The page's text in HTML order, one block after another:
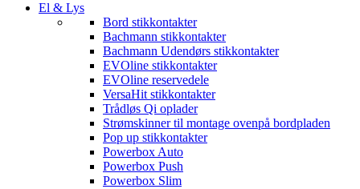
El & Lys
Bord stikkontakter
Bachmann stikkontakter
Bachmann Udendørs stikkontakter
EVOline stikkontakter
EVOline reservedele
VersaHit stikkontakter
Trådløs Qi oplader
Strømskinner til montage ovenpå bordpladen
Pop up stikkontakter
Powerbox Auto
Powerbox Push
Powerbox Slim